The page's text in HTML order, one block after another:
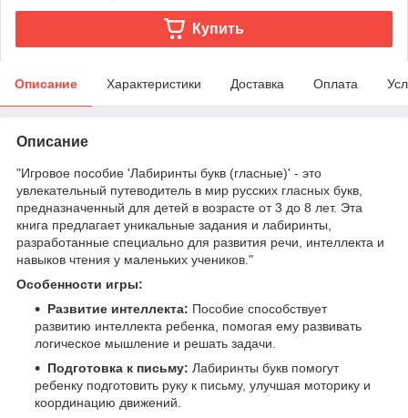
Купить
Описание Характеристики Доставка Оплата
Описание
"Игровое пособие 'Лабиринты букв (гласные)' - это
увлекательный путеводитель в мир русских гласных букв,
предназначенный для детей в возрасте от 3 до 8 лет. Эта
книга предлагает уникальные задания и лабиринты,
разработанные специально для развития речи, интеллекта и
навыков чтения у маленьких учеников."
Особенности игры:
Развитие интеллекта: Пособие способствует
развитию интеллекта ребенка, помогая ему развивать
логическое мышление и решать задачи.
Подготовка к письму: Лабиринты букв помогут
ребенку подготовить руку к письму, улучшая моторику и
координацию движений.